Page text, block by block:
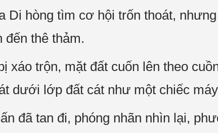
Di hòng tìm cơ hội trốn thoát,
thê thảm.
xáo trộn, mặt đất cuốn lên theo
dưới lớp đất cát như một chiếc
đã tan đi, phóng nhãn nhìn lại,